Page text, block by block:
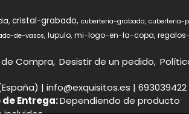
cristal-grabado cuberteria-grabada cuberteria-
de-vasos lupulo mi-logo-en-la-copa
Compra Desistir de un pedido
| info@exquisitos.es |693039422
Entrega:Dependiendo de producto